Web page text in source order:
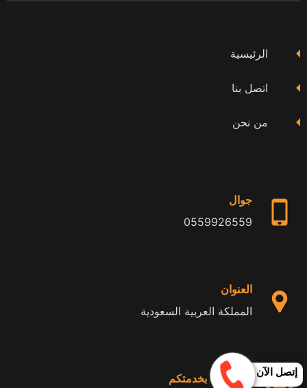
فيسبوك
الرئيسية
اتصل بنا
من نحن
جوال
0559926559
العنوان
المملكة العربية السعودية
24 ساعة بخدمتكم إتصل الآن